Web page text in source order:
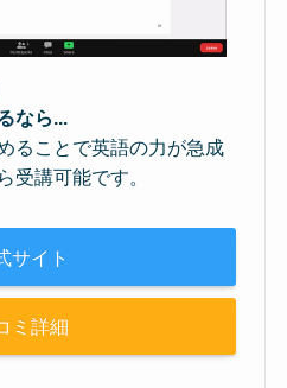
なら...
ることで英語の力が急成
受講可能です。
サイト
ミ詳細